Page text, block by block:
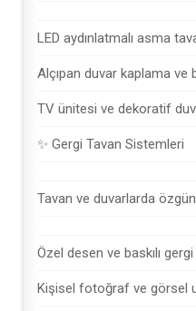
LED aydınlatmalı asma
Alçıpan duvar kaplama ve
TV ünitesi ve dekoratif
✨ Gergi Tavan Sistemleri
Tavan ve duvarlarda
Özel desen ve baskılı
Kişisel fotoğraf ve görsel